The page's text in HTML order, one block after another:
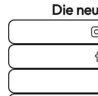
Die